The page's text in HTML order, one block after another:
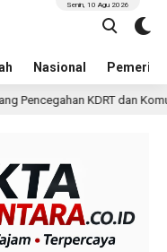
Nasional
Senin, 10 Agu 2026
Keluarga 2